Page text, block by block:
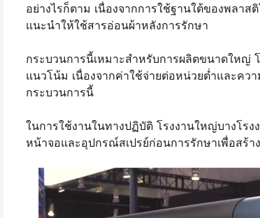
อย่างไรก็ตาม เนื่องจากการใช้ฐานใต้ของพลา
แนะนำให้ใช้สารอ่อนผ้าหลังการรักษา
กระบวนการนี้เหมาะสำหรับการผลิตขนาดใหญ่
แนวโน้ม เนื่องจากค่าใช้จ่ายต่อหน่วยต่ำและคว
กระบวนการนี้
ในการใช้งานในทางปฏิบัติ โรงงานใหญ่บางโร
หน้าจอและอุปกรณ์สเปรย์ก่อนการรักษาเพื่อสร้า